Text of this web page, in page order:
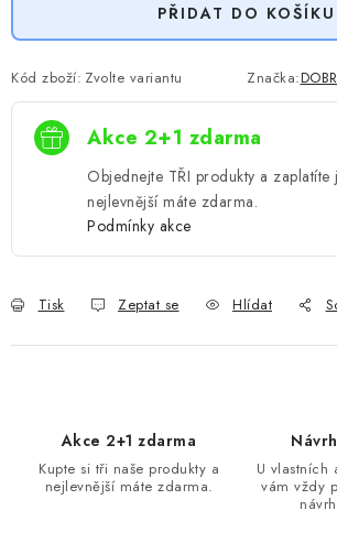
PŘIDAT DO KOŠÍKU
Kód zboží: Zvolte variantu Značka:
Akce 2+1 zdarma
Objednejte TŘI produkty a zaplatíte
nejlevnější máte zdarma.
Podmínky akce
Tisk Zeptat se Hlídat
Akce 2+1 zdarma
Kupte si tři naše produkty a
nejlevnější máte zdarma.
U vlastních
vám vždy